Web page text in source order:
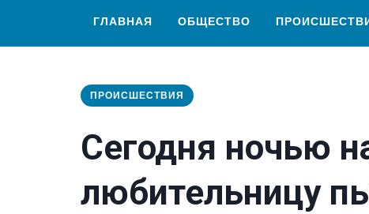
ГЛАВНАЯ ОБЩЕСТВО
ПРОИСШЕСТВИЯ
Сегодня ночью
любительницу